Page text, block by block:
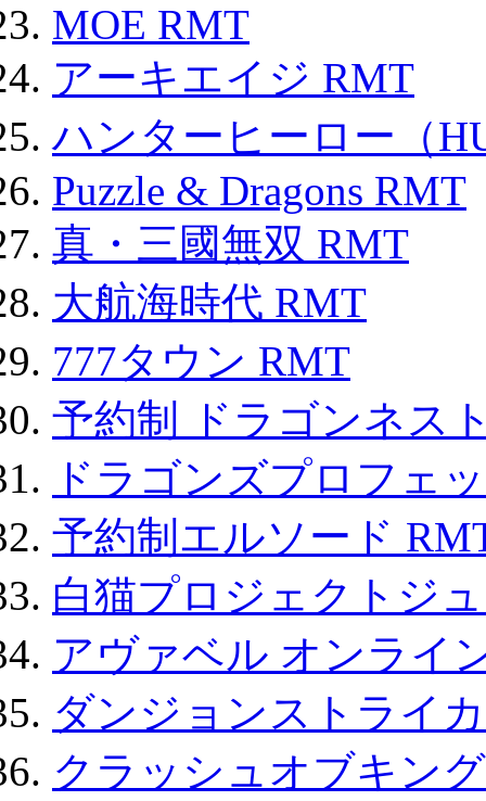
MOE RMT
アーキエイジ RMT
ハンターヒーロー（
Puzzle & Dragons RMT
真・三國無双 RMT
大航海時代 RMT
777タウン RMT
予約制 ドラゴンネス
ドラゴンズプロフェ
予約制エルソード
白猫プロジェクトジ
アヴァベル オンライ
ダンジョンストライ
クラッシュオブキン